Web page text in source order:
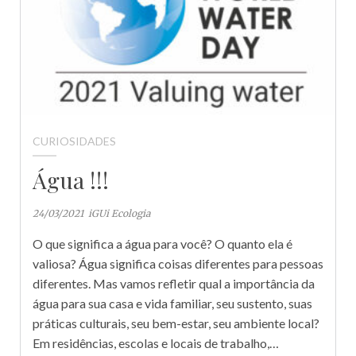
CURIOSIDADES
Água !!!
24/03/2021 iGUi Ecologia
O que significa a água para você? O quanto ela é
valiosa? Água significa coisas diferentes para pessoas
diferentes. Mas vamos refletir qual a importância da
água para sua casa e vida familiar, seu sustento, suas
práticas culturais, seu bem-estar, seu ambiente local?
Em residências, escolas e locais de trabalho,…